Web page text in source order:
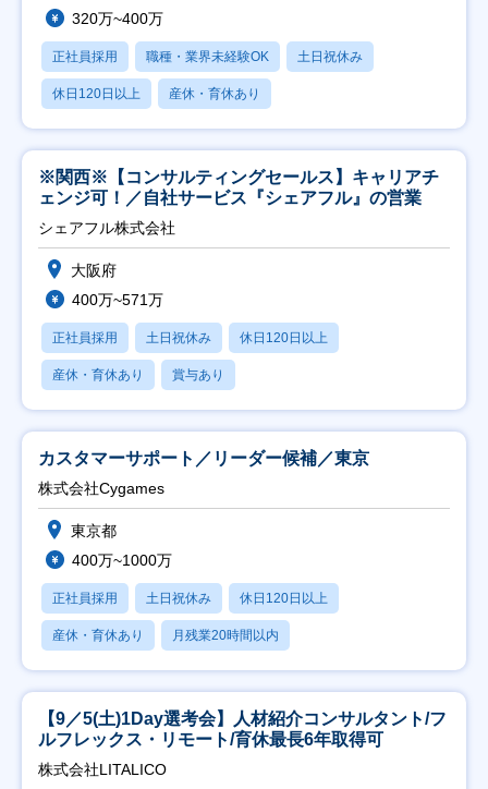
320万~400万
正社員採用 職種・業界未経験OK 土日祝休み
休日120日以上 産休・育休あり
※関西※【コンサルティングセールス】キャリアチ
ェンジ可！／自社サービス『シェアフル』の営業
シェアフル株式会社
大阪府
400万~571万
正社員採用 土日祝休み 休日120日以上
産休・育休あり 賞与あり
カスタマーサポート／リーダー候補／東京
株式会社Cygames
東京都
400万~1000万
正社員採用 土日祝休み 休日120日以上
産休・育休あり 月残業20時間以内
【9／5(土)1Day選考会】人材紹介コンサルタント/フ
ルフレックス・リモート/育休最長6年取得可
株式会社LITALICO